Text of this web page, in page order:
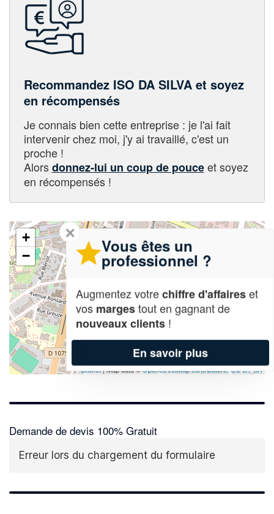
Recommandez ISO DA SILVA et soyez
en récompensés
Je connais bien cette entreprise : je l'ai fait
intervenir chez moi, j'y ai travaillé, c'est un
proche !
Alorsdonnez-lui un coup de pouceet soyez
en récompensés !
+
−
Leaflet| Map data ©OpenStreetMap contributors, CC-BY-SA
Demande de devis 100% Gratuit
Erreur lors du chargement du formulaire
✕
Vous êtes un
professionnel ?
Augmentez votrechiffre d'affaireset
vos margestout en gagnant de
nouveaux clients !
En savoir plus